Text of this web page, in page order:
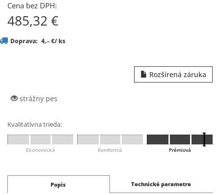
Cena bez DPH:
485,32 €
Doprava: 4,– €/ ks
Rozšírená záruka
strážny pes
Kvalitatívna trieda:
Ekonomická Komfortná Prémiová
Popis Technické parametre